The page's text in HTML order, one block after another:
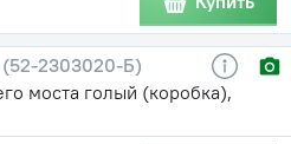
2303020-Б)
моста голый (коробка),